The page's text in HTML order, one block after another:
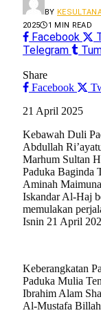
BY
2025
1 MIN READ
Facebook
Telegram
Share
Facebook
21 April 2025
Kebawah Duli
Abdullah
Marhum Sultan
Paduka Baginda
Aminah
Iskandar Al-Haj
memulakan
Isnin 21 April
Keberangkatan
Paduka Mulia
Ibrahim Alam
Al-Mustafa